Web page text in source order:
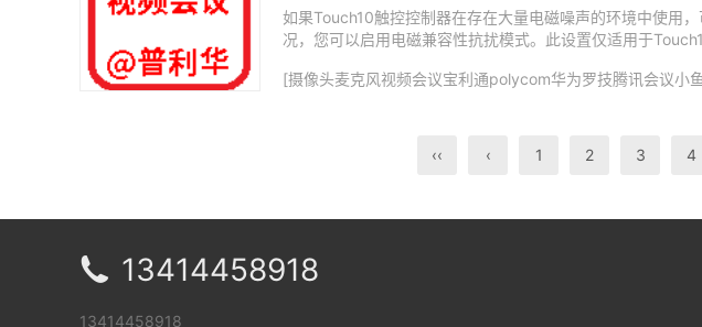
如果Touch10触控控制器在存在大量电磁噪声的环境中使用
况，您可以启用电磁兼容性抗扰模式。此设置仅适用于
[摄像头麦克风视频会议宝利通polycom华为罗技腾讯会议小
‹‹ ‹ 1 2 3 4
 13414458918
13414458918